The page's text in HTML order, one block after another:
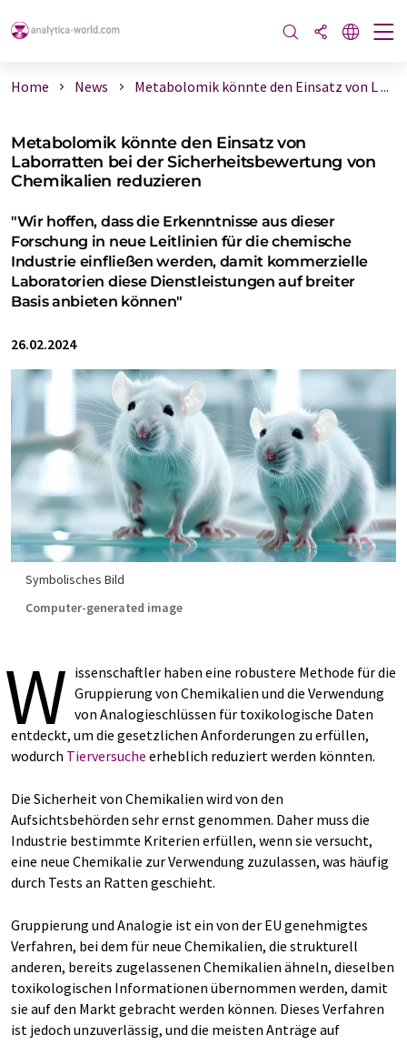
Home News Metabolomik könnte den Einsatz von L ...
Metabolomik könnte den Einsatz von
Laborratten bei der Sicherheitsbewertung von
Chemikalien reduzieren
"Wir hoffen, dass die Erkenntnisse aus dieser
Forschung in neue Leitlinien für die chemische
Industrie einfließen werden, damit kommerzielle
Laboratorien diese Dienstleistungen auf breiter
Basis anbieten können"
26.02.2024
Symbolisches Bild
Computer-generated image
W issenschaftler haben eine robustere Methode für die
Gruppierung von Chemikalien und die Verwendung
von Analogieschlüssen für toxikologische Daten
entdeckt, um die gesetzlichen Anforderungen zu erfüllen,
wodurch Tierversuche erheblich reduziert werden könnten.
Die Sicherheit von Chemikalien wird von den
Aufsichtsbehörden sehr ernst genommen. Daher muss die
Industrie bestimmte Kriterien erfüllen, wenn sie versucht,
eine neue Chemikalie zur Verwendung zuzulassen, was häufig
durch Tests an Ratten geschieht.
Gruppierung und Analogie ist ein von der EU genehmigtes
Verfahren, bei dem für neue Chemikalien, die strukturell
anderen, bereits zugelassenen Chemikalien ähneln, dieselben
toxikologischen Informationen übernommen werden, damit
sie auf den Markt gebracht werden können. Dieses Verfahren
ist jedoch unzuverlässig, und die meisten Anträge auf